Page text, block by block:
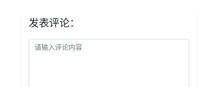
发表评论：